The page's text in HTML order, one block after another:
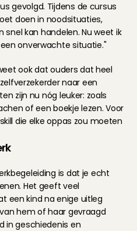
gevolgd. Tijdens de cursus
doen in noodsituaties,
snel kan handelen. Nu weet ik
onverwachte situatie."
ook dat ouders dat heel
naar een
zijn nu nóg leuker: zoals
of een boekje lezen. Voor
die elke oppas zou moeten
is dat je echt
Het geeft veel
een kind na enige uitleg
hem of haar gevraagd
in geschiedenis en